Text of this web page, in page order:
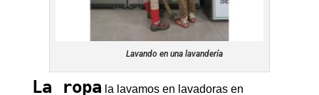
Lavando en una lavandería
La ropa la lavamos en lavadoras en